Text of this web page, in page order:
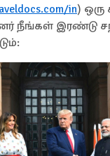
in)
நீங்கள் இரண்டு